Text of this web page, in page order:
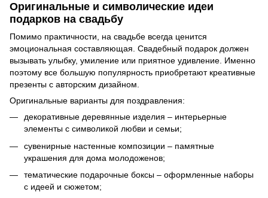
Оригинальные и символические идеи
подарков на свадьбу
Помимо практичности, на свадьбе всегда ценится
эмоциональная составляющая. Свадебный подарок должен
вызывать улыбку, умиление или приятное удивление. Именно
поэтому все большую популярность приобретают креативные
презенты с авторским дизайном.
Оригинальные варианты для поздравления:
декоративные деревянные изделия – интерьерные
элементы с символикой любви и семьи;
сувенирные настенные композиции – памятные
украшения для дома молодоженов;
тематические подарочные боксы – оформленные наборы
с идеей и сюжетом;